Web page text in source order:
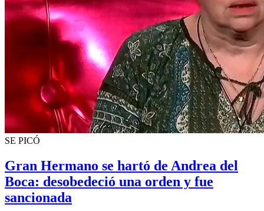
SE PICÓ
Gran Hermano se hartó de Andrea del
Boca: desobedeció una orden y fue
sancionada